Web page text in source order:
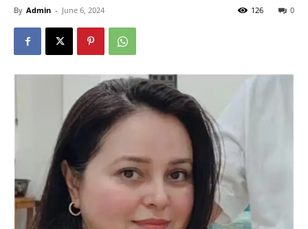
By Admin - June 6, 2024 0
126